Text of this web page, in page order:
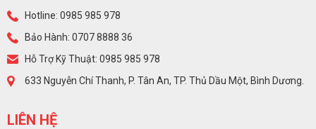
Hotline: 0985 985 978
Bảo Hành: 0707 8888 36
Hỗ Trợ Kỹ Thuật: 0985 985 978
633 Nguyễn Chí Thanh, P. Tân An, TP. Thủ Dầu Một, Bình Dương.
LIÊN HỆ